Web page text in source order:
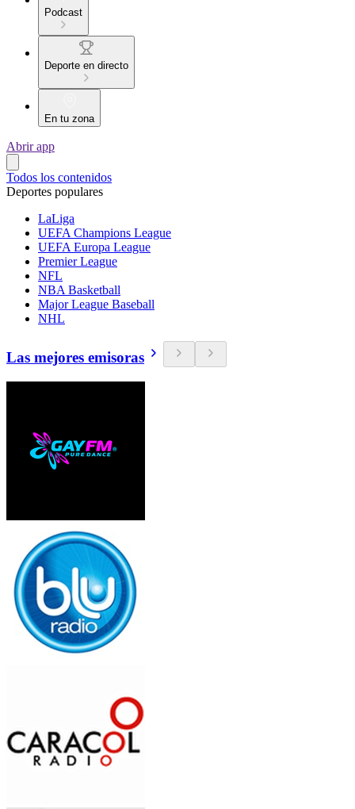
Podcast
Deporte en directo
En tu zona
Abrir app
Todos los contenidos
Deportes populares
LaLiga
UEFA Champions League
UEFA Europa League
Premier League
NFL
NBA Basketball
Major League Baseball
NHL
Las mejores emisoras